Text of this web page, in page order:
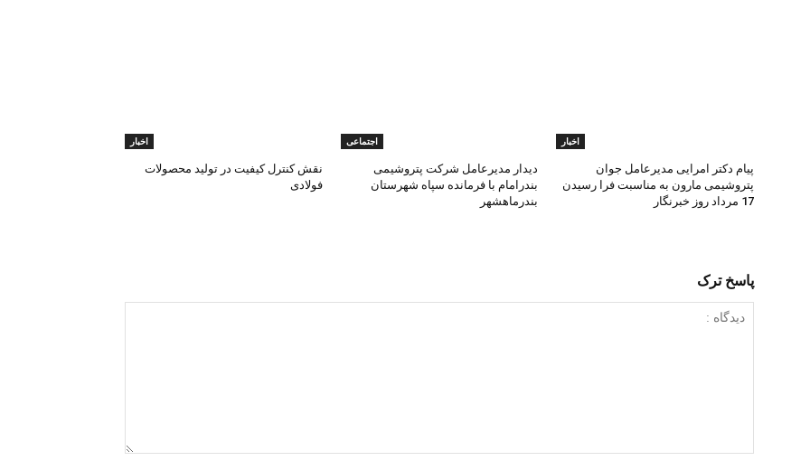
اخبار
پیام دکتر امرایی مدیرعامل جوان
پتروشیمی مارون به مناسبت فرا رسیدن
17 مرداد روز خبرنگار
اجتماعی
دیدار مدیرعامل شرکت پتروشیمی
بندرامام با فرمانده سپاه شهرستان
بندرماهشهر
اخبار
نقش کنترل کیفیت در تولید محصولات
فولادی
پاسخ ترک